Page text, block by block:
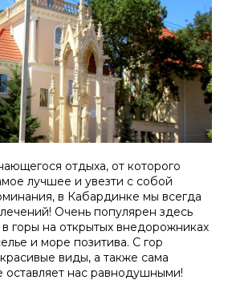
отдыха, от которого
лучшее и увезти с собой
в Кабардинке мы всегда
Очень популярен здесь
горы на открытых внедорожниках
и море позитива. С гор
виды, а также сама
оставляет нас равнодушными!